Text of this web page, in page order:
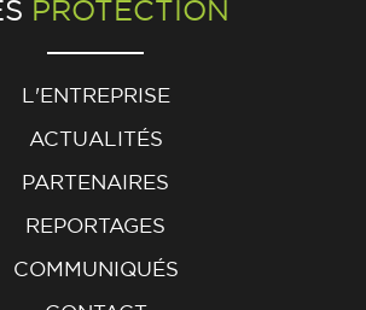
PROTECTION
L'ENTREPRISE
ACTUALITÉS
PARTENAIRES
REPORTAGES
COMMUNIQUÉS